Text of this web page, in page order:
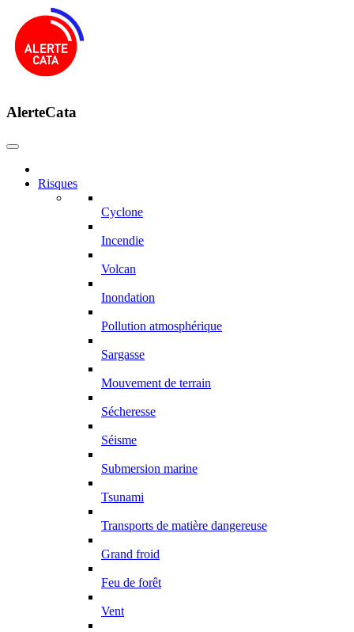
AlerteCata
Risques
Cyclone
Incendie
Volcan
Inondation
Pollution atmosphérique
Sargasse
Mouvement de terrain
Sécheresse
Séisme
Submersion marine
Tsunami
Transports de matière dangereuse
Grand froid
Feu de forêt
Vent